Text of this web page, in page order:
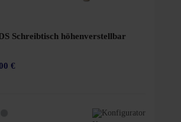
Schreibtisch höhenverstellbar
€
Konfigurator